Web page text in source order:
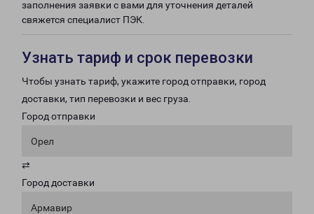
заполнения заявки с вами для уточнения деталей
свяжется специалист ПЭК.
Узнать тариф и срок перевозки
Чтобы узнать тариф, укажите город отправки, город
доставки, тип перевозки и вес груза.
Город отправки
Орел
⇄
Город доставки
Армавир